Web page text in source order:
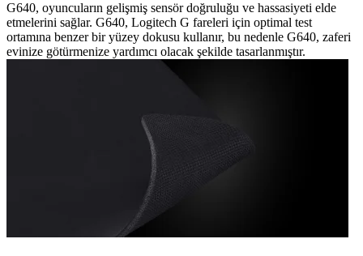
G640, oyuncuların gelişmiş sensör doğruluğu ve hassasiyeti elde
etmelerini sağlar. G640, Logitech G fareleri için optimal test
ortamına benzer bir yüzey dokusu kullanır, bu nedenle G640, zaferi
evinize götürmenize yardımcı olacak şekilde tasarlanmıştır.